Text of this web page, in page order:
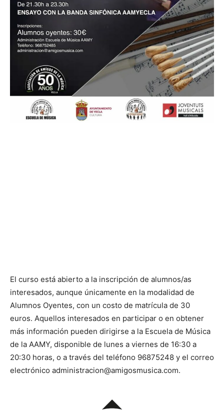
El curso está abierto a la inscripción de alumnos/as
interesados, aunque únicamente en la modalidad de
Alumnos Oyentes, con un costo de matrícula de 30
euros. Aquellos interesados en participar o en obtener
más información pueden dirigirse a la Escuela de Música
de la AAMY, disponible de lunes a viernes de 16:30 a
20:30 horas, o a través del teléfono 96875248 y el correo
electrónico administracion@amigosmusica.com.